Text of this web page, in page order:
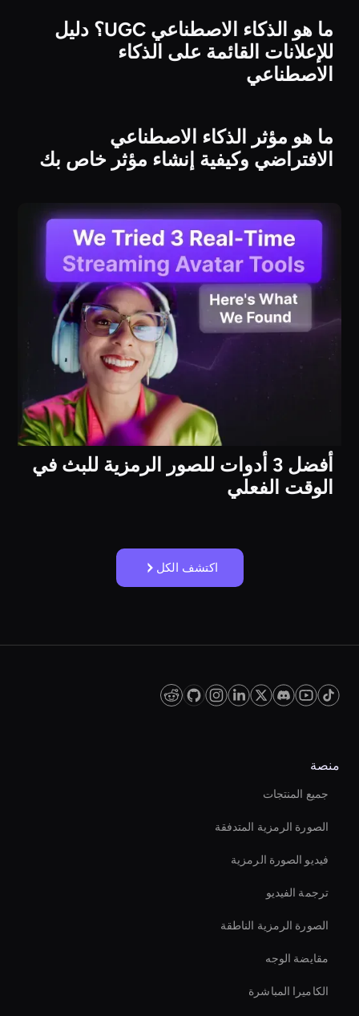
ما هو الذكاء الاصطناعي UGC؟ دليل
للإعلانات القائمة على الذكاء
الاصطناعي
ما هو مؤثر الذكاء الاصطناعي
الافتراضي وكيفية إنشاء مؤثر خاص بك
أفضل 3 أدوات للصور الرمزية للبث في
الوقت الفعلي
اكتشف الكل
منصة
جميع المنتجات
الصورة الرمزية المتدفقة
فيديو الصورة الرمزية
ترجمة الفيديو
الصورة الرمزية الناطقة
مقايضة الوجه
الكاميرا المباشرة